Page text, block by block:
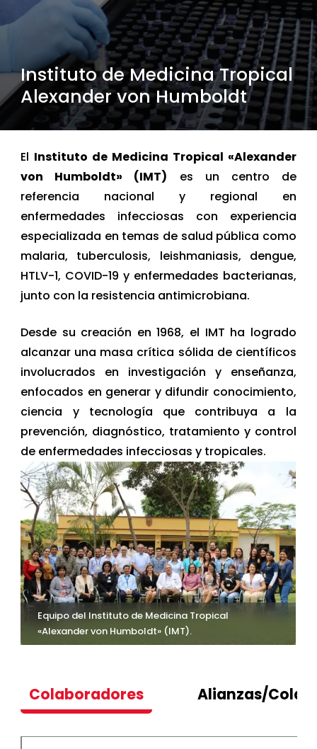
Instituto de Medicina Tropical
Alexander von Humboldt
El Instituto de Medicina Tropical «Alexander
von Humboldt» (IMT) es un centro de
referencia nacional y regional en
enfermedades infecciosas con experiencia
especializada en temas de salud pública como
malaria, tuberculosis, leishmaniasis, dengue,
HTLV-1, COVID-19 y enfermedades bacterianas,
junto con la resistencia antimicrobiana.
Desde su creación en 1968, el IMT ha logrado
alcanzar una masa crítica sólida de científicos
involucrados en investigación y enseñanza,
enfocados en generar y difundir conocimiento,
ciencia y tecnología que contribuya a la
prevención, diagnóstico, tratamiento y control
de enfermedades infecciosas y tropicales.
Equipo del Instituto de Medicina Tropical
«Alexander von Humboldt» (IMT).
Colaboradores Alianzas/